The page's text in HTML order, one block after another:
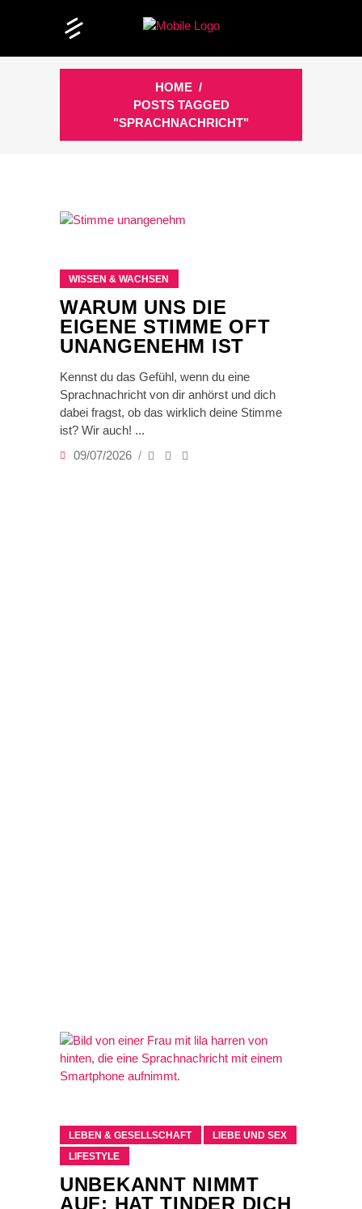
HOME /
POSTS TAGGED
"SPRACHNACHRICHT"
WISSEN & WACHSEN
WARUM UNS DIE
EIGENE STIMME OFT
UNANGENEHM IST
Kennst du das Gefühl, wenn du eine
Sprachnachricht von dir anhörst und dich
dabei fragst, ob das wirklich deine Stimme
ist? Wir auch!
09/07/2026
LEBEN & GESELLSCHAFT
LIEBE UND SEX
LIFESTYLE
UNBEKANNT NIMMT
AUF: HAT TINDER DICH